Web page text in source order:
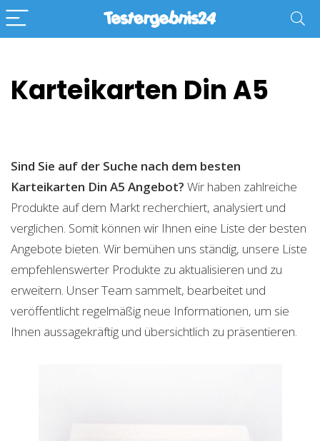
Karteikarten Din A5
Sind Sie auf der Suche nach dem besten
Karteikarten Din A5 Angebot? Wir haben zahlreiche
Produkte auf dem Markt recherchiert, analysiert und
verglichen. Somit können wir Ihnen eine Liste der besten
Angebote bieten. Wir bemühen uns ständig, unsere Liste
empfehlenswerter Produkte zu aktualisieren und zu
erweitern. Unser Team sammelt, bearbeitet und
veröffentlicht regelmäßig neue Informationen, um sie
Ihnen aussagekräftig und übersichtlich zu präsentieren.